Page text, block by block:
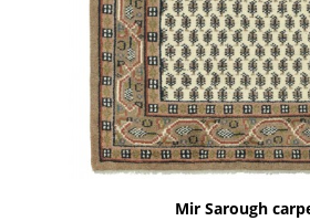
Mir Sarough